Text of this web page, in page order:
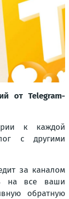
от Telegram-
к каждой
с другими
за каналом
на все ваши
обратную